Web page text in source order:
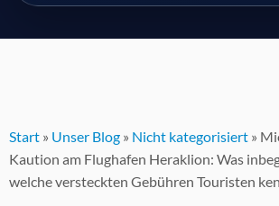
Start » Unser Blog » Nicht kategorisiert »
Kaution am Flughafen Heraklion: Was
welche versteckten Gebühren Touristen